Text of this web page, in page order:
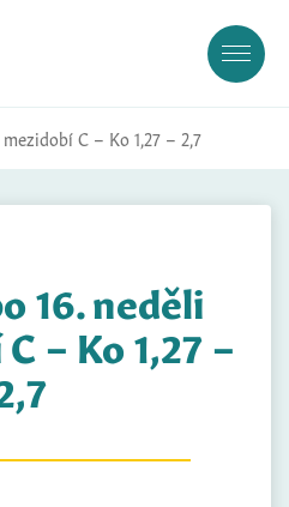
C – Ko 1,27 – 2,7
16. neděli
– Ko 1,27 –